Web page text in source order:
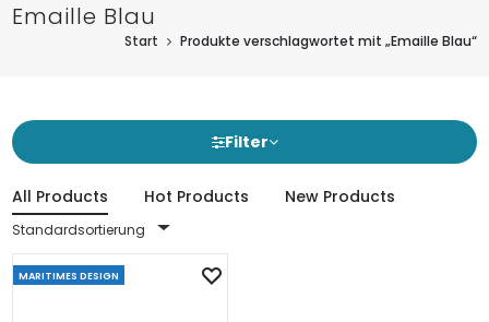
Emaille Blau
Start Produkte verschlagwortet mit „Emaille Blau“
Filter
All Products Hot Products New Products
Standardsortierung
MARITIMES DESIGN